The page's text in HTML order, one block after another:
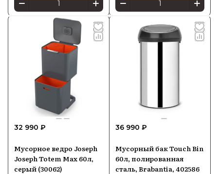
32 990 ₽
Мусорное ведро Joseph
Joseph Totem Max 60л,
серый (30062)
36 990 ₽
Мусорный бак Touch Bin
60л, полированная
сталь, Brabantia, 402586